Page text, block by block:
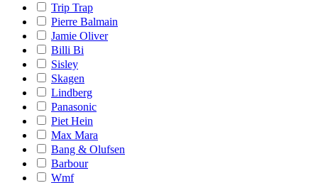
Trip Trap
Pierre Balmain
Jamie Oliver
Billi Bi
Sisley
Skagen
Lindberg
Panasonic
Piet Hein
Max Mara
Bang & Olufsen
Barbour
Wmf